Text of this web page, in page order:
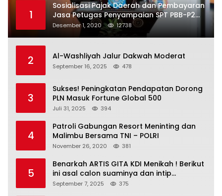
1
Sosialisasi Pajak Daerah dan Pembayaran
Jasa Petugas Penyampaian SPT PBB-P2
Kota Mataram
Desember 1, 2020 12738
2 Al-Washliyah Jalur Dakwah Moderat
September 16, 2025 478
3
Sukses! Peningkatan Pendapatan Dorong
PLN Masuk Fortune Global 500
Juli 31, 2025 394
4
Patroli Gabungan Resort Meninting dan
Malimbu Bersama TNI – POLRI
November 26, 2020 381
5
Benarkah ARTIS GITA KDI Menikah ! Berikut
ini asal calon suaminya dan intip
undangannya
September 7, 2025 375